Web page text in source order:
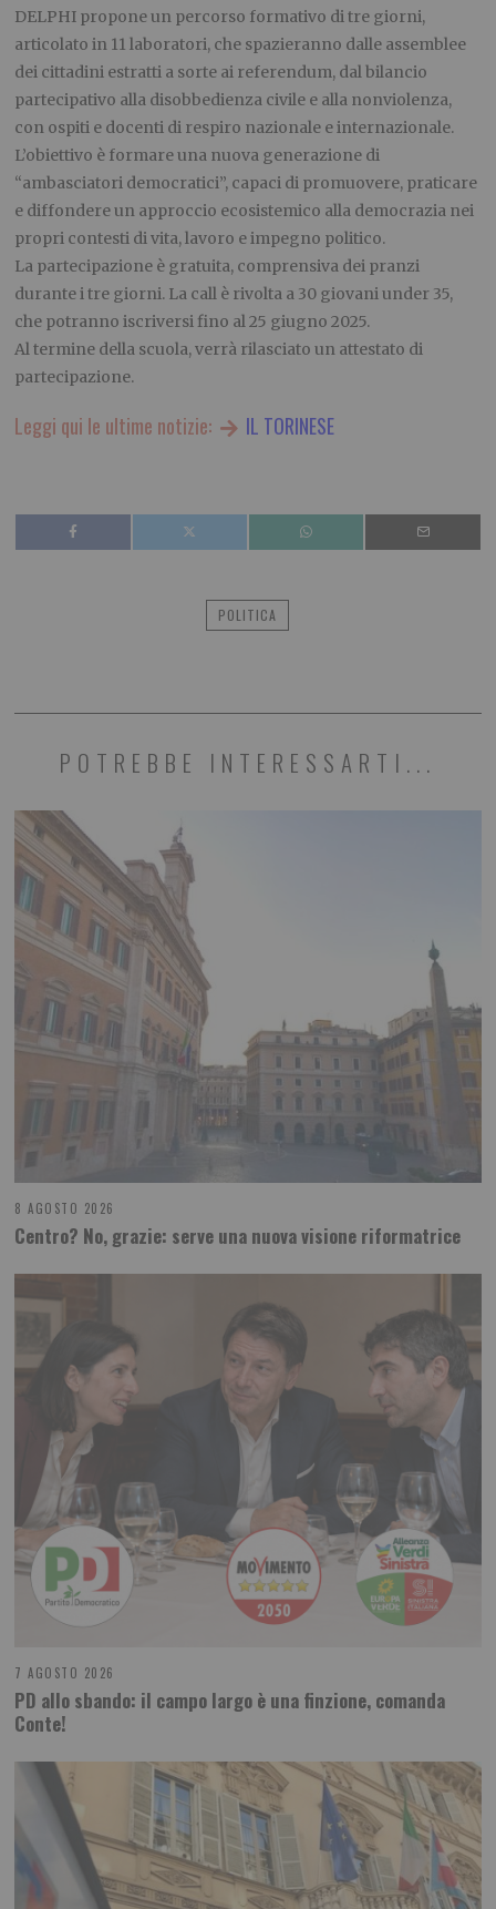
DELPHI propone un percorso formativo di tre giorni,
articolato in 11 laboratori, che spazieranno dalle assemblee
dei cittadini estratti a sorte ai referendum, dal bilancio
partecipativo alla disobbedienza civile e alla nonviolenza,
con ospiti e docenti di respiro nazionale e internazionale.
L’obiettivo è formare una nuova generazione di
“ambasciatori democratici”, capaci di promuovere, praticare
e diffondere un approccio ecosistemico alla democrazia nei
propri contesti di vita, lavoro e impegno politico.
La partecipazione è gratuita, comprensiva dei pranzi
durante i tre giorni. La call è rivolta a 30 giovani under 35,
che potranno iscriversi fino al 25 giugno 2025.
Al termine della scuola, verrà rilasciato un attestato di
partecipazione.
Leggi qui le ultime notizie: IL TORINESE
POLITICA
POTREBBE INTERESSARTI...
8 AGOSTO 2026
Centro? No, grazie: serve una nuova visione riformatrice
7 AGOSTO 2026
PD allo sbando: il campo largo è una finzione, comanda
Conte!